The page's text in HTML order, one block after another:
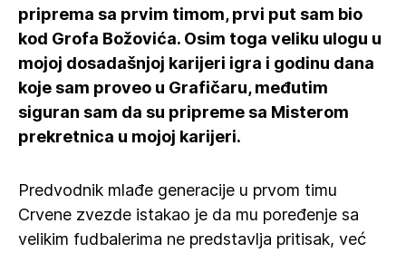
priprema sa prvim timom, prvi put sam bio
kod Grofa Božovića. Osim toga veliku ulogu u
mojoj dosadašnjoj karijeri igra i godinu dana
koje sam proveo u Grafičaru, međutim
siguran sam da su pripreme sa Misterom
prekretnica u mojoj karijeri.
Predvodnik mlađe generacije u prvom timu
Crvene zvezde istakao je da mu poređenje sa
velikim fudbalerima ne predstavlja pritisak, već